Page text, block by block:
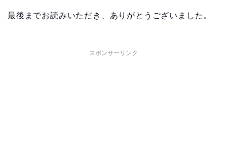
最後までお読みいただき、ありがとうございました。
スポンサーリンク